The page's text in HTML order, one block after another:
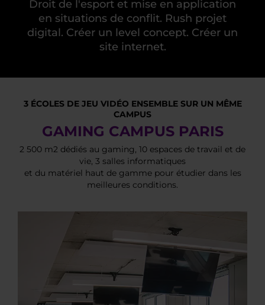
Droit de l'esport et mise en application
en situations de conflit. Rush projet
digital. Créer un level concept. Créer un
site internet.
3 ÉCOLES DE JEU VIDÉO ENSEMBLE SUR UN MÊME
CAMPUS
GAMING CAMPUS PARIS
2 500 m2 dédiés au gaming, 10 espaces de travail et de
vie, 3 salles informatiques
et du matériel haut de gamme pour étudier dans les
meilleures conditions.